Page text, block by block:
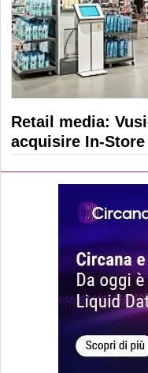
Retail media:
acquisire In-Store